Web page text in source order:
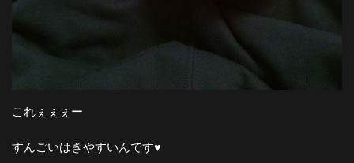
これぇぇぇー
すんごいはきやすいんです♥︎